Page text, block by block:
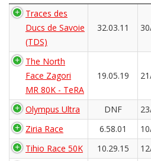
Traces des
Ducs de Savoie
(TDS)
32.03.11
The North
Face Zagori
MR 80K - TeRA
19.05.19
Olympus Ultra DNF
Ziria Race
6.58.01
Tihio Race 50K
10.29.15